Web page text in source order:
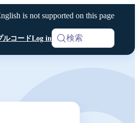
is not supported on this page
Python SDK β版
ルコード
β版
Log in 検索